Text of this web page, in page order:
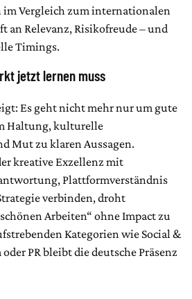
im Vergleich zum internationalen
an Relevanz, Risikofreude – und
Timings.
jetzt lernen muss
Es geht nicht mehr nur um gute
Haltung, kulturelle
Mut zu klaren Aussagen.
kreative Exzellenz mit
Plattformverständnis
verbinden, droht
Arbeiten“ ohne Impact zu
Kategorien wie Social &
PR bleibt die deutsche Präsenz